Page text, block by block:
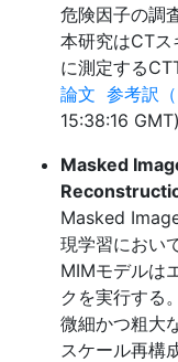
危険因子の調
本研究はCTス
に測定する
論文 参考訳（
15:38:16 GMT)
Masked
Masked
現学習におい
MIMモデルは
クを実行する
微細かつ粗大
スケール再構